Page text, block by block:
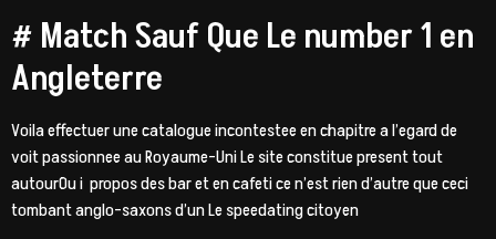
# Match Sauf Que Le number 1 en
Angleterre
Voila effectuer une catalogue incontestee en chapitre a l’egard de
voit passionnee au Royaume-Uni Le site constitue present tout
autourOu i propos des bar et en cafeti ce n’est rien d’autre que ceci
tombant anglo-saxons d’un Le speedating citoyen